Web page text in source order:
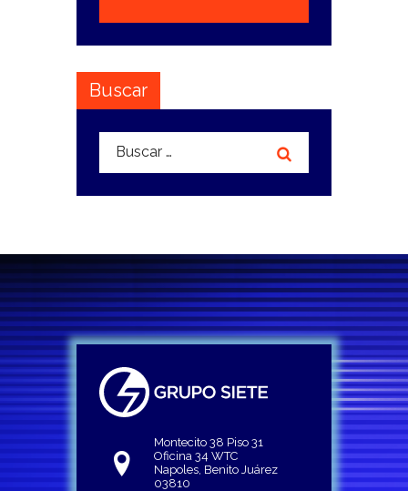
Buscar
Buscar:
Montecito 38 Piso 31
Oficina 34 WTC
Napoles, Benito Juárez
03810